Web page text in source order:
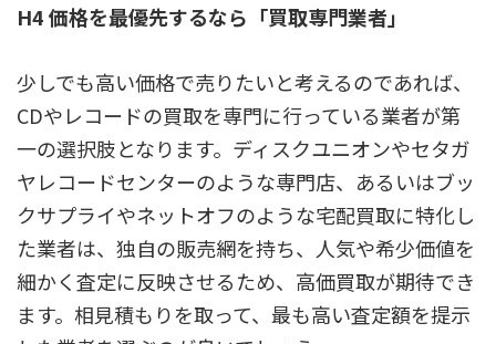
H4 価格を最優先するなら「買取専門業者」
少しでも高い価格で売りたいと考えるのであれば、
CDやレコードの買取を専門に行っている業者が第
一の選択肢となります。ディスクユニオンやセタガ
ヤレコードセンターのような専門店、あるいはブッ
クサプライやネットオフのような宅配買取に特化し
た業者は、独自の販売網を持ち、人気や希少価値を
細かく査定に反映させるため、高価買取が期待でき
ます。相見積もりを取って、最も高い査定額を提示